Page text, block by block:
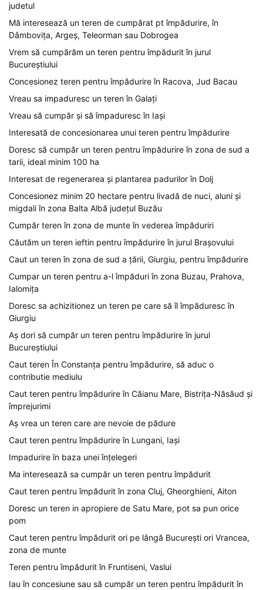
judetul
Mă interesează un teren de cumpărat pt împădurire, în
Dâmbovița, Argeș, Teleorman sau Dobrogea
Vrem să cumpărăm un teren pentru împădurit în jurul
Bucureștiului
Concesionez teren pentru împădurire în Racova, Jud Bacau
Vreau sa impaduresc un teren în Galați
Vreau să cumpăr și să împaduresc în Iași
Interesată de concesionarea unui teren pentru împădurire
Doresc să cumpăr un teren pentru împădurire în zona de sud a
tarii, ideal minim 100 ha
Interesat de regenerarea și plantarea padurilor în Dolj
Concesionez minim 20 hectare pentru livadă de nuci, aluni și
migdali în zona Balta Albă județul Buzău
Cumpăr teren în zona de munte în vederea împăduriri
Căutăm un teren ieftin pentru împădurire în jurul Brașovului
Caut un teren în zona de sud a țării, Giurgiu, pentru împădurire
Cumpar un teren pentru a-l împăduri în zona Buzau, Prahova,
Ialomița
Doresc sa achizitionez un teren pe care să îl împăduresc în
Giurgiu
Aș dori să cumpăr un teren pentru împădurire în jurul
Bucureștiului
Caut teren În Constanța pentru împădurire, să aduc o
contributie mediulu
Caut teren pentru împădurire în Căianu Mare, Bistrița-Năsăud și
împrejurimi
Aș vrea un teren care are nevoie de pădure
Caut teren pentru împădurire în Lungani, Iași
Impadurire în baza unei înțelegeri
Ma interesează sa cumpăr un teren pentru împădurit
Caut teren pentru împădurit în zona Cluj, Gheorghieni, Aiton
Doresc un teren in apropiere de Satu Mare, pot sa pun orice
pom
Caut teren pentru împădurit ori pe lângă București ori Vrancea,
zona de munte
Teren pentru împădurit în Fruntiseni, Vaslui
Iau în concesiune sau să cumpăr un teren pentru împădurit în